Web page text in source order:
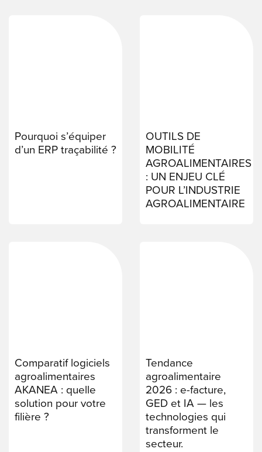
Pourquoi s’équiper
d’un ERP traçabilité ?
OUTILS DE
MOBILITÉ
AGROALIMENTAIRES
: UN ENJEU CLÉ
POUR L’INDUSTRIE
AGROALIMENTAIRE
Comparatif logiciels
agroalimentaires
AKANEA : quelle
solution pour votre
filière ?
Tendance
agroalimentaire
2026 : e-facture,
GED et IA — les
technologies qui
transforment le
secteur.